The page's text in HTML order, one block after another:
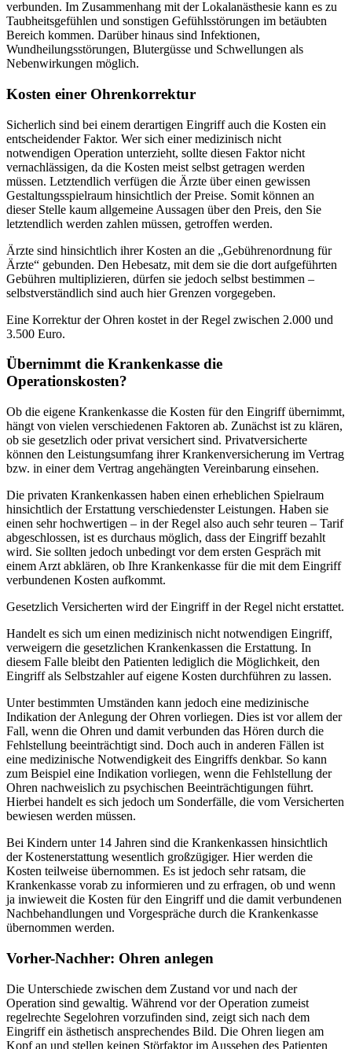
verbunden. Im Zusammenhang mit der Lokalanästhesie kann es zu
Taubheitsgefühlen und sonstigen Gefühlsstörungen im betäubten
Bereich kommen. Darüber hinaus sind Infektionen,
Wundheilungsstörungen, Blutergüsse und Schwellungen als
Nebenwirkungen möglich.
Kosten einer Ohrenkorrektur
Sicherlich sind bei einem derartigen Eingriff auch die Kosten ein
entscheidender Faktor. Wer sich einer medizinisch nicht
notwendigen Operation unterzieht, sollte diesen Faktor nicht
vernachlässigen, da die Kosten meist selbst getragen werden
müssen. Letztendlich verfügen die Ärzte über einen gewissen
Gestaltungsspielraum hinsichtlich der Preise. Somit können an
dieser Stelle kaum allgemeine Aussagen über den Preis, den Sie
letztendlich werden zahlen müssen, getroffen werden.
Ärzte sind hinsichtlich ihrer Kosten an die „Gebührenordnung für
Ärzte“ gebunden. Den Hebesatz, mit dem sie die dort aufgeführten
Gebühren multiplizieren, dürfen sie jedoch selbst bestimmen –
selbstverständlich sind auch hier Grenzen vorgegeben.
Eine Korrektur der Ohren kostet in der Regel zwischen 2.000 und
3.500 Euro.
Übernimmt die Krankenkasse die
Operationskosten?
Ob die eigene Krankenkasse die Kosten für den Eingriff übernimmt,
hängt von vielen verschiedenen Faktoren ab. Zunächst ist zu klären,
ob sie gesetzlich oder privat versichert sind. Privatversicherte
können den Leistungsumfang ihrer Krankenversicherung im Vertrag
bzw. in einer dem Vertrag angehängten Vereinbarung einsehen.
Die privaten Krankenkassen haben einen erheblichen Spielraum
hinsichtlich der Erstattung verschiedenster Leistungen. Haben sie
einen sehr hochwertigen – in der Regel also auch sehr teuren – Tarif
abgeschlossen, ist es durchaus möglich, dass der Eingriff bezahlt
wird. Sie sollten jedoch unbedingt vor dem ersten Gespräch mit
einem Arzt abklären, ob Ihre Krankenkasse für die mit dem Eingriff
verbundenen Kosten aufkommt.
Gesetzlich Versicherten wird der Eingriff in der Regel nicht erstattet.
Handelt es sich um einen medizinisch nicht notwendigen Eingriff,
verweigern die gesetzlichen Krankenkassen die Erstattung. In
diesem Falle bleibt den Patienten lediglich die Möglichkeit, den
Eingriff als Selbstzahler auf eigene Kosten durchführen zu lassen.
Unter bestimmten Umständen kann jedoch eine medizinische
Indikation der Anlegung der Ohren vorliegen. Dies ist vor allem der
Fall, wenn die Ohren und damit verbunden das Hören durch die
Fehlstellung beeinträchtigt sind. Doch auch in anderen Fällen ist
eine medizinische Notwendigkeit des Eingriffs denkbar. So kann
zum Beispiel eine Indikation vorliegen, wenn die Fehlstellung der
Ohren nachweislich zu psychischen Beeinträchtigungen führt.
Hierbei handelt es sich jedoch um Sonderfälle, die vom Versicherten
bewiesen werden müssen.
Bei Kindern unter 14 Jahren sind die Krankenkassen hinsichtlich
der Kostenerstattung wesentlich großzügiger. Hier werden die
Kosten teilweise übernommen. Es ist jedoch sehr ratsam, die
Krankenkasse vorab zu informieren und zu erfragen, ob und wenn
ja inwieweit die Kosten für den Eingriff und die damit verbundenen
Nachbehandlungen und Vorgespräche durch die Krankenkasse
übernommen werden.
Vorher-Nachher: Ohren anlegen
Die Unterschiede zwischen dem Zustand vor und nach der
Operation sind gewaltig. Während vor der Operation zumeist
regelrechte Segelohren vorzufinden sind, zeigt sich nach dem
Eingriff ein ästhetisch ansprechendes Bild. Die Ohren liegen am
Kopf an und stellen keinen Störfaktor im Aussehen des Patienten